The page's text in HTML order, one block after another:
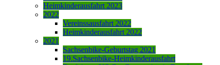
Heimkinderausfahrt 2023
2022
Vereinssausfahrt 2022
Heimkinderausfahrt 2022
2021
Sachsenbike-Geburtstag 2021
19.Sachsenbike-Heimkinderausfahrt